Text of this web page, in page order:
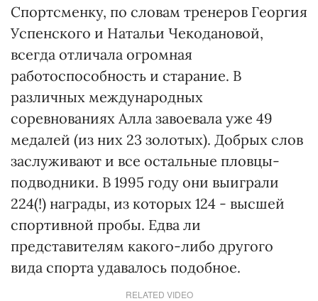
Спортсменку, по словам тренеров Георгия
Успенского и Натальи Чекодановой,
всегда отличала огромная
работоспособность и старание. В
различных международных
соревнованиях Алла завоевала уже 49
медалей (из них 23 золотых). Добрых слов
заслуживают и все остальные пловцы-
подводники. В 1995 году они выиграли
224(!) награды, из которых 124 - высшей
спортивной пробы. Едва ли
представителям какого-либо другого
вида спорта удавалось подобное.
RELATED VIDEO